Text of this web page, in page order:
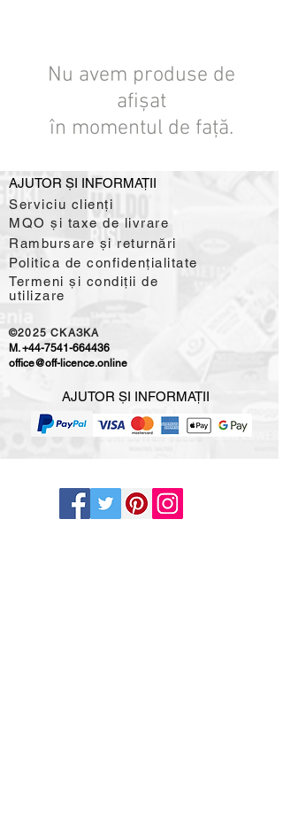
Nu avem produse de
afișat
în momentul de față.
AJUTOR ȘI INFORMAȚII
Serviciu clienți
MQO și taxe de livrare
Rambursare și returnări
Politica de confidențialitate
Termeni și condiții de
utilizare
©2025CKAЗKA
M.+44-7541-664436
office@off-licence.online
AJUTOR ȘI INFORMAȚII